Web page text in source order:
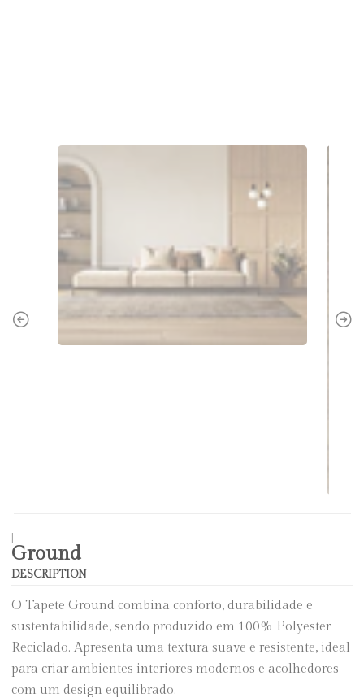
Ground
DESCRIPTION
O Tapete Ground combina conforto, durabilidade e
sustentabilidade, sendo produzido em 100% Polyester
Reciclado. Apresenta uma textura suave e resistente, ideal
para criar ambientes interiores modernos e acolhedores
com um design equilibrado.